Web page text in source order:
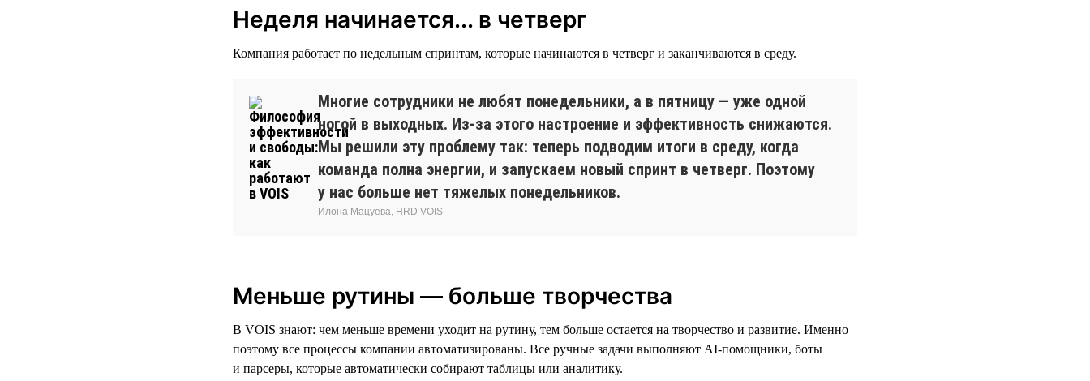
Неделя начинается... в четверг
Компания работает по недельным спринтам, которые начинаются в четверг и заканчиваются в среду.
Многие сотрудники не любят понедельники, а в пятницу — уже одной
ногой в выходных. Из-за этого настроение и эффективность снижаются.
Мы решили эту проблему так: теперь подводим итоги в среду, когда
команда полна энергии, и запускаем новый спринт в четверг. Поэтому
у нас больше нет тяжелых понедельников.
Илона Мацуева, HRD VOIS
Меньше рутины — больше творчества
В VOIS знают: чем меньше времени уходит на рутину, тем больше остается на творчество и развитие. Именно
поэтому все процессы компании автоматизированы. Все ручные задачи выполняют AI-помощники, боты
и парсеры, которые автоматически собирают таблицы или аналитику.